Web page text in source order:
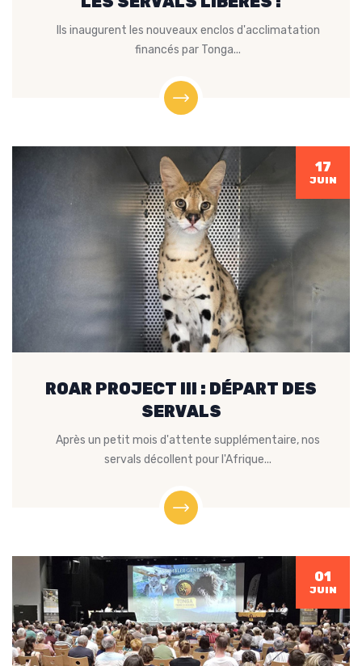
Ils inaugurent les nouveaux enclos d'acclimatation
financés par Tonga...
17
JUIN
ROAR PROJECT III : DÉPART DES
SERVALS
Après un petit mois d'attente supplémentaire, nos
servals décollent pour l'Afrique...
01
JUIN